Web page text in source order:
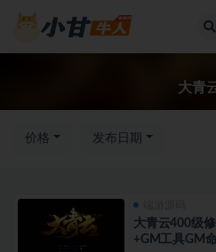
大青
价格 发布日期
大青云400级
+GM工具GM